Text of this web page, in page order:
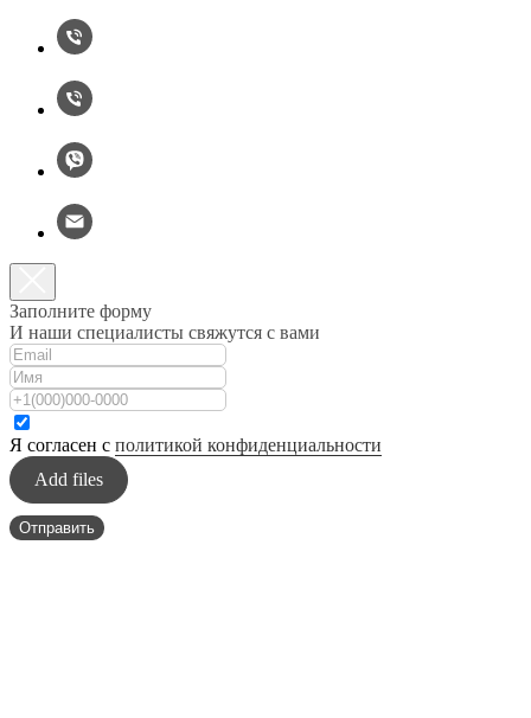
Заполните форму
И наши специалисты свяжутся с вами
Я согласен с политикой конфиденциальности
Add files
Отправить